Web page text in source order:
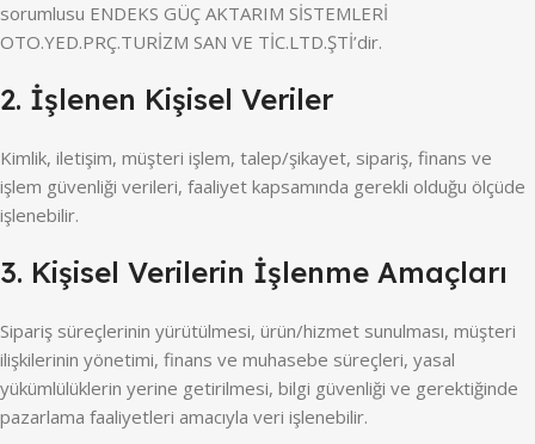
sorumlusu ENDEKS GÜÇ AKTARIM SİSTEMLERİ
OTO.YED.PRÇ.TURİZM SAN VE TİC.LTD.ŞTİ’dir.
2. İşlenen Kişisel Veriler
Kimlik, iletişim, müşteri işlem, talep/şikayet, sipariş, finans ve
işlem güvenliği verileri, faaliyet kapsamında gerekli olduğu ölçüde
işlenebilir.
3. Kişisel Verilerin İşlenme Amaçları
Sipariş süreçlerinin yürütülmesi, ürün/hizmet sunulması, müşteri
ilişkilerinin yönetimi, finans ve muhasebe süreçleri, yasal
yükümlülüklerin yerine getirilmesi, bilgi güvenliği ve gerektiğinde
pazarlama faaliyetleri amacıyla veri işlenebilir.